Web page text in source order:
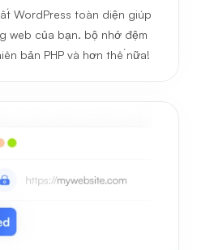
WordPress toàn diện giúp
web của bạn. bộ nhớ đệm
bản PHP và hơn thế nữa!